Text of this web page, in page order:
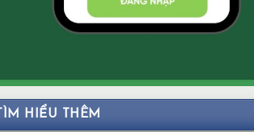
TÌM HIỂU THÊM